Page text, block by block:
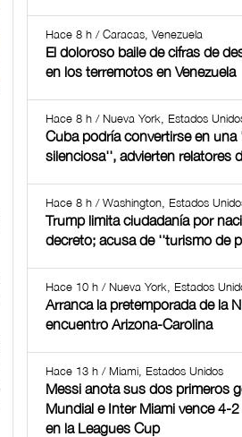
Hace 8 h / Caracas, Venezuela
El doloroso baile de cifras de
en los terremotos en Venezuela
Hace 8 h / Nueva York, Estados
Cuba podría convertirse en una
silenciosa'', advierten relatores
Hace 8 h / Washington, Estados
Trump limita ciudadanía por
decreto; acusa de ''turismo de
Hace 10 h / Nueva York, Estados
Arranca la pretemporada de la
encuentro Arizona-Carolina
Hace 13 h / Miami, Estados Unidos
Messi anota sus dos primeros
Mundial e Inter Miami vence 4-
en la Leagues Cup